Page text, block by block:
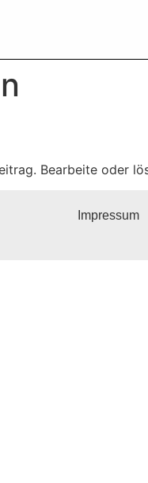
Bearbeite oder
Impressum